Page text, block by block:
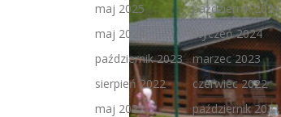
maj 2025
październik 2024
maj 2024
styczeń 2024
październik 2023
marzec 2023
sierpień 2022
czerwiec 2022
maj 2022
październik 2021